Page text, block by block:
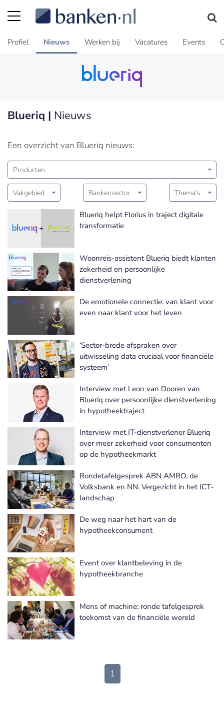
Profiel Nieuws Werken bij Vacatures Events
Blueriq | Nieuws
Een overzicht van Blueriq nieuws:
Producten
Vakgebied Bankensector Thema's
Blueriq helpt Florius in traject digitale
transformatie
Woonreis-assistent Blueriq biedt klanten
zekerheid en persoonlijke
dienstverlening
De emotionele connectie: van klant voor
even naar klant voor het leven
‘Sector-brede afspraken over
uitwisseling data cruciaal voor financiële
systeem’
Interview met Leon van Dooren van
Blueriq over persoonlijke dienstverlening
in hypotheektraject
Interview met IT-dienstverlener Blueriq
over meer zekerheid voor consumenten
op de hypotheekmarkt
Rondetafelgesprek ABN AMRO, de
Volksbank en NN: Vergezicht in het ICT-
landschap
De weg naar het hart van de
hypotheekconsument
Event over klantbeleving in de
hypotheekbranche
Mens of machine: ronde tafelgesprek
toekomst van de financiële wereld
1